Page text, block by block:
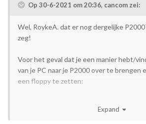
Op 30-6-2021 om 20:36, cancom zei:
Wel, RoykeA. dat er nog dergelijke
zeg!
Voor het geval dat je een manier hebt/
van je PC naar je P2000 over te brengen
een floppy te zetten:
Expand